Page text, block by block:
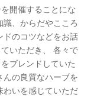
開催することにな
識、からだやこころ
ドのコツなどをお話
いただき、 各々で
ブレンドしていた
んの良質なハーブを
わいを感じていただ